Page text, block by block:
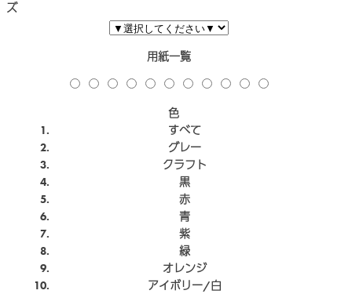
ズ
用紙一覧
色
すべて
グレー
クラフト
黒
赤
青
紫
緑
オレンジ
アイボリー/白